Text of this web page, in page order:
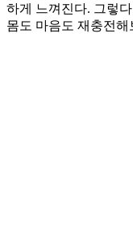
하게 느껴진다. 그렇
몸도 마음도 재충전